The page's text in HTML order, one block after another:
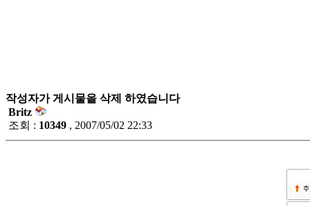
작성자가 게시물을 삭제 하였습니다
Britz
조회 : 10349 , 2007/05/02 22:33